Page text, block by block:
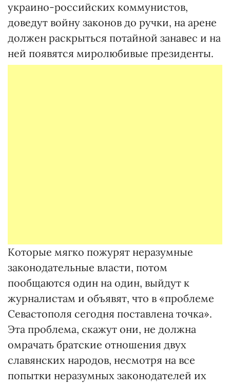
украино-российских коммунистов,
доведут войну законов до ручки, на арене
должен раскрыться потайной занавес и на
ней появятся миролюбивые президенты.
Которые мягко пожурят неразумные
законодательные власти, потом
пообщаются один на один, выйдут к
журналистам и объявят, что в «проблеме
Севастополя сегодня поставлена точка».
Эта проблема, скажут они, не должна
омрачать братские отношения двух
славянских народов, несмотря на все
попытки неразумных законодателей их